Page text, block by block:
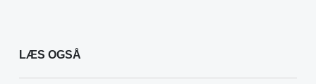
LÆS OGSÅ